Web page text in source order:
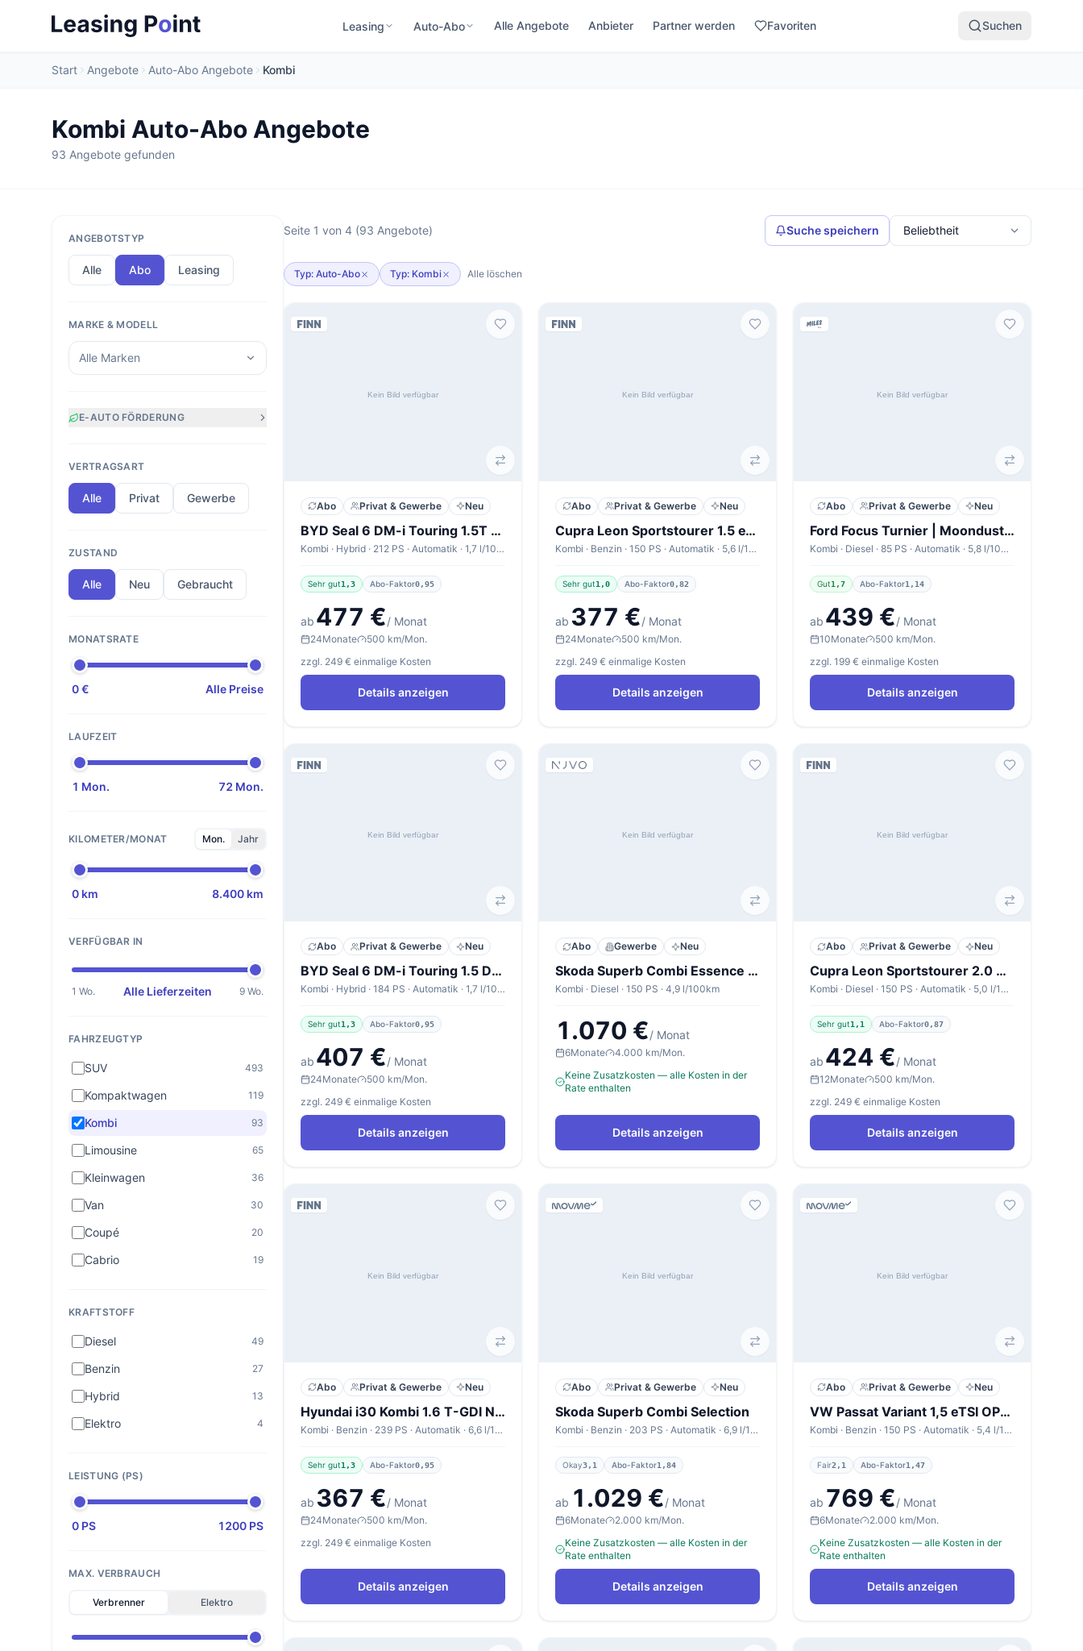
Leasing Auto-Abo Alle Angebote Anbieter Partner werden Favoriten Suchen
Start Angebote Auto-Abo Angebote Kombi
Kombi Auto-Abo Angebote
93 Angebote gefunden
ANGEBOTSTYP
Alle Abo Leasing
MARKE & MODELL
Alle Marken
E-AUTO FÖRDERUNG
VERTRAGSART
Alle Privat Gewerbe
ZUSTAND
Alle Neu Gebraucht
MONATSRATE
0 € Alle Preise
LAUFZEIT
1 Mon. 72 Mon.
KILOMETER/MONAT Mon. Jahr
0 km 8.400 km
VERFÜGBAR IN
1 Wo. Alle Lieferzeiten 9 Wo.
FAHRZEUGTYP
SUV 493
Kompaktwagen 119
Kombi 93
Limousine 65
Kleinwagen 36
Van 30
Coupé 20
Cabrio 19
KRAFTSTOFF
Diesel 49
Benzin 27
Hybrid 13
Elektro 4
LEISTUNG (PS)
0 PS 1200 PS
MAX. VERBRAUCH
Verbrenner Elektro
Seite 1 von 4 (93 Angebote) Suche speichern
Typ: Auto-Abo Typ: Kombi Alle löschen
Abo Privat & Gewerbe Neu
BYD Seal 6 DM-i Touring 1.5T DM-i Touring Comfort
Kombi · Hybrid · 212 PS · Automatik · 1,7 l/100km
Sehr gut1,3 Abo-Faktor0,95
ab 477 €/ Monat
24Monate
500 km/Mon.
zzgl. 249 € einmalige Kosten
Details anzeigen
Abo Privat & Gewerbe Neu
Cupra Leon Sportstourer 1.5 eTSI 110kW DSG Sportstourer V1
Kombi · Benzin · 150 PS · Automatik · 5,6 l/100km
Sehr gut1,0 Abo-Faktor0,82
ab 377 €/ Monat
24Monate
500 km/Mon.
zzgl. 249 € einmalige Kosten
Details anzeigen
Abo Privat & Gewerbe Neu
Ford Focus Turnier | Moondust Silver Metallic Diesel
Kombi · Diesel · 85 PS · Automatik · 5,8 l/100km
Gut1,7 Abo-Faktor1,14
ab 439 €/ Monat
10Monate
500 km/Mon.
zzgl. 199 € einmalige Kosten
Details anzeigen
Abo Privat & Gewerbe Neu
BYD Seal 6 DM-i Touring 1.5 DM-i Touring Boost Boost
Kombi · Hybrid · 184 PS · Automatik · 1,7 l/100km
Sehr gut1,3 Abo-Faktor0,95
ab 407 €/ Monat
24Monate
500 km/Mon.
zzgl. 249 € einmalige Kosten
Details anzeigen
Abo Gewerbe Neu
Skoda Superb Combi Essence 2,0 TDI
Kombi · Diesel · 150 PS · 4,9 l/100km
1.070 €/ Monat
6Monate
4.000 km/Mon.
Keine Zusatzkosten — alle Kosten in der
Rate enthalten
Details anzeigen
Abo Privat & Gewerbe Neu
Cupra Leon Sportstourer 2.0 TDI 110kW DSG Sportstourer V1
Kombi · Diesel · 150 PS · Automatik · 5,0 l/100km
Sehr gut1,1 Abo-Faktor0,87
ab 424 €/ Monat
12Monate
500 km/Mon.
zzgl. 249 € einmalige Kosten
Details anzeigen
Abo Privat & Gewerbe Neu
Hyundai i30 Kombi 1.6 T-GDI N Line X
Kombi · Benzin · 239 PS · Automatik · 6,6 l/100km
Sehr gut1,3 Abo-Faktor0,95
ab 367 €/ Monat
24Monate
500 km/Mon.
zzgl. 249 € einmalige Kosten
Details anzeigen
Abo Privat & Gewerbe Neu
Skoda Superb Combi Selection
Kombi · Benzin · 203 PS · Automatik · 6,9 l/100km
Okay3,1 Abo-Faktor1,84
ab 1.029 €/ Monat
6Monate
2.000 km/Mon.
Keine Zusatzkosten — alle Kosten in der
Rate enthalten
Details anzeigen
Abo Privat & Gewerbe Neu
VW Passat Variant 1,5 eTSI OPF DSG Business
Kombi · Benzin · 150 PS · Automatik · 5,4 l/100km
Fair2,1 Abo-Faktor1,47
ab 769 €/ Monat
6Monate
2.000 km/Mon.
Keine Zusatzkosten — alle Kosten in der
Rate enthalten
Details anzeigen